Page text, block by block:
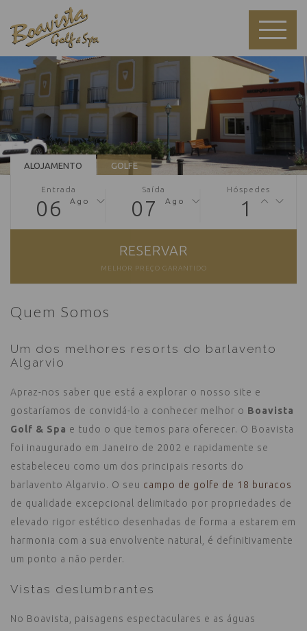
ALOJAMENTO GOLFE
Entrada
06 Ago
Saída
07 Ago
Hóspedes
1
RESERVAR
MELHOR PREÇO GARANTIDO
Quem Somos
Um dos melhores resorts do barlavento
Algarvio
Apraz-nos saber que está a explorar o nosso site e
gostaríamos de convidá-lo a conhecer melhor o Boavista
Golf & Spa e tudo o que temos para oferecer. O Boavista
foi inaugurado em Janeiro de 2002 e rapidamente se
estabeleceu como um dos principais resorts do
barlavento Algarvio. O seu campo de golfe de 18 buracos
de qualidade excepcional delimitado por propriedades de
elevado rigor estético desenhadas de forma a estarem em
harmonia com a sua envolvente natural, é definitivamente
um ponto a não perder.
Vistas deslumbrantes
No Boavista, paisagens espectaculares e as águas